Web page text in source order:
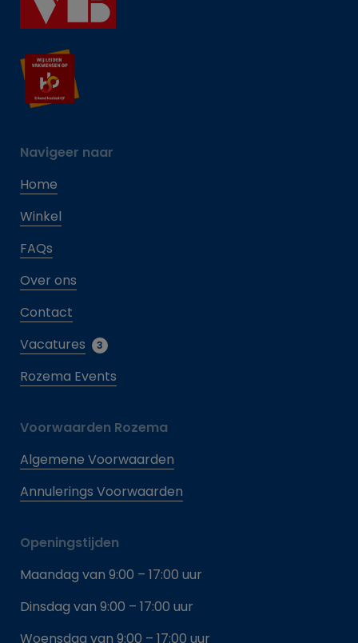
Navigeer naar
Home
Winkel
FAQs
Over ons
Contact
Vacatures
3
Rozema Events
Voorwaarden Rozema
Algemene Voorwaarden
Annulerings Voorwaarden
Openingstijden
Maandag van 9:00 – 17:00 uur
Dinsdag van 9:00 – 17:00 uur
Woensdag van 9:00 – 17:00 uur